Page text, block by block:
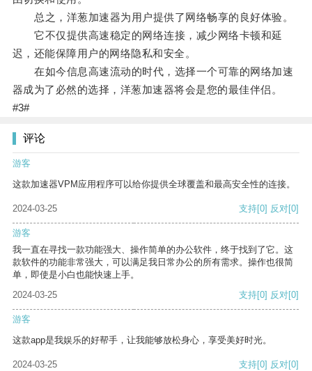
总之，洋葱加速器为用户提供了网络畅享的良好体验。
它不仅提供高速稳定的网络连接，减少网络卡顿和延
迟，还能保障用户的网络隐私和安全。
在如今信息高速流动的时代，选择一个可靠的网络加速
器成为了必然的选择，洋葱加速器将会是您的最佳伴侣。
#3#
评论
游客
这款加速器VPM应用程序可以给你提供全球覆盖和最高安全性的连接。
2024-03-25 支持[0] 反对[0]
游客
我一直在寻找一款功能强大、操作简单的办公软件，终于找到了它。这
款软件的功能非常强大，可以满足我日常办公的所有需求。操作也很简
单，即使是小白也能快速上手。
2024-03-25
支持[0] 反对[0]
游客
这款app是我娱乐的好帮手，让我能够放松身心，享受美好时光。
2024-03-25 支持[0] 反对[0]